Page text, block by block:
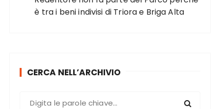
è tra i beni indivisi di Triora e Briga Alta
CERCA NELL’ARCHIVIO